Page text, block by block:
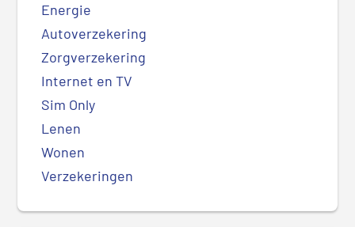
Energie
Autoverzekering
Zorgverzekering
Internet en TV
Sim Only
Lenen
Wonen
Verzekeringen